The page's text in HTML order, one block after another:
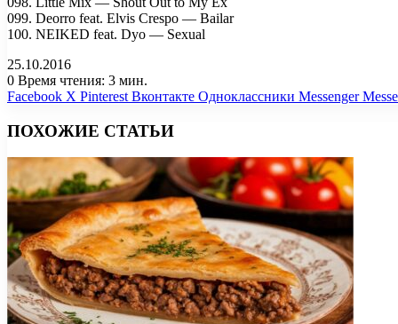
099. Deorro feat. Elvis Crespo — Bailar
100. NEIKED feat. Dyo — Sexual
25.10.2016
0 Время чтения: 3 мин.
Facebook X Pinterest Вконтакте Одноклассники Messenger
ПОХОЖИЕ СТАТЬИ